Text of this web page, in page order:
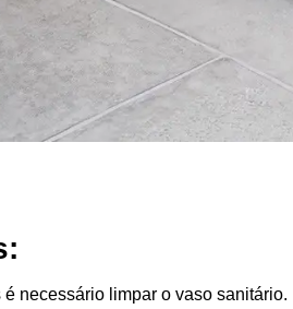
necessário limpar o vaso sanitário.